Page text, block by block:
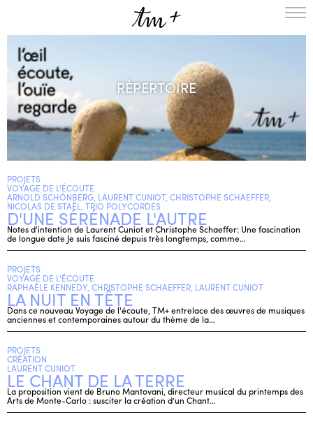
A LA UNE
PROJETS
MÉDIATION
NOUS SOUTENIR
NEWSLETTER
CONTACTS
AGENDA
RÉPERTOIRE
PROJETS
VOYAGE DE L'ÉCOUTE
ARNOLD SCHÖNBERG, LAURENT CUNIOT, CHRISTOPHE SCHAEFFER,
NICOLAS DE STAËL, TRIO POLYCORDES
D'UNE SÉRÉNADE L'AUTRE
Notes d'intention de Laurent Cuniot et Christophe Schaeffer: Une fascination
de longue date Je suis fasciné depuis très longtemps, comme…
PROJETS
VOYAGE DE L'ÉCOUTE
RAPHAËLE KENNEDY, CHRISTOPHE SCHAEFFER, LAURENT CUNIOT
LA NUIT EN TÊTE
Dans ce nouveau Voyage de l'écoute, TM+ entrelace des œuvres de musiques
anciennes et contemporaines autour du thème de la…
PROJETS
CRÉATION
LAURENT CUNIOT
LE CHANT DE LA TERRE
La proposition vient de Bruno Mantovani, directeur musical du printemps des
Arts de Monte-Carlo : susciter la création d’un Chant…